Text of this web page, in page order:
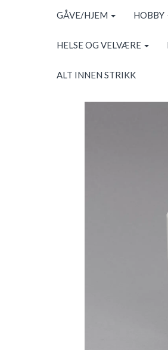
GÅVE/HJEM HOBBY
HELSE OG VELVÆRE
ALT INNEN STRIKK